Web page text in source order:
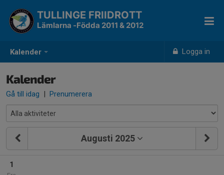
Kalender Logga in
TULLINGE FRIIDROTT
Lämlarna -Födda 2011 & 2012
Kalender
Gå till idag | Prenumerera
Augusti 2025
1